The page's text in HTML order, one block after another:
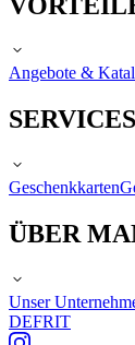
Angebote &
SERVICES
Geschenkkarten
ÜBER
Unser
DEFRIT